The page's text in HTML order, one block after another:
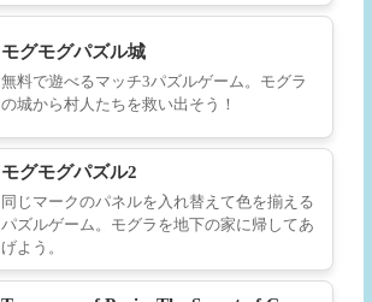
モグモグパズル城
無料で遊べるマッチ3パズルゲーム。モグラ
の城から村人たちを救い出そう！
モグモグパズル2
同じマークのパネルを入れ替えて色を揃える
パズルゲーム。モグラを地下の家に帰してあ
げよう。